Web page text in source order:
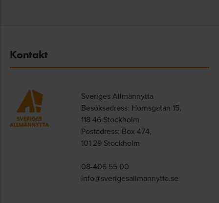
Kontakt
Sveriges Allmännytta
Besöksadress: Hornsgatan 15,
118 46 Stockholm
Postadress: Box 474,
101 29 Stockholm
08-406 55 00
info@sverigesallmannytta.se